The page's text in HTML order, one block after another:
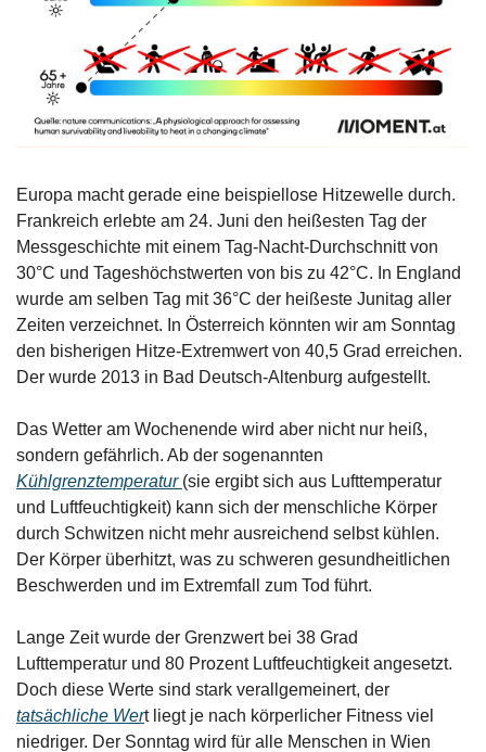
Europa macht gerade eine beispiellose Hitzewelle durch.
Frankreich erlebte am 24. Juni den heißesten Tag der
Messgeschichte mit einem Tag-Nacht-Durchschnitt von
30°C und Tageshöchstwerten von bis zu 42°C. In England
wurde am selben Tag mit 36°C der heißeste Junitag aller
Zeiten verzeichnet. In Österreich könnten wir am Sonntag
den bisherigen Hitze-Extremwert von 40,5 Grad erreichen.
Der wurde 2013 in Bad Deutsch-Altenburg aufgestellt.
Das Wetter am Wochenende wird aber nicht nur heiß,
Kühlgrenztemperatur (sie ergibt sich aus Lufttemperatur
und Luftfeuchtigkeit) kann sich der menschliche Körper
durch Schwitzen nicht mehr ausreichend selbst kühlen.
Der Körper überhitzt, was zu schweren gesundheitlichen
Beschwerden und im Extremfall zum Tod führt.
Lange Zeit wurde der Grenzwert bei 38 Grad
Lufttemperatur und 80 Prozent Luftfeuchtigkeit angesetzt.
tatsächliche Wert liegt je nach körperlicher Fitness viel
niedriger. Der Sonntag wird für alle Menschen in Wien